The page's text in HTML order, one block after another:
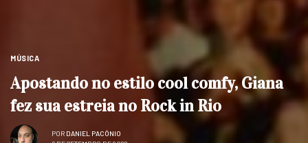
MÚSICA
Apostando no estilo cool comfy, Giana
fez sua estreia no Rock in Rio
POR DANIEL PACÔNIO